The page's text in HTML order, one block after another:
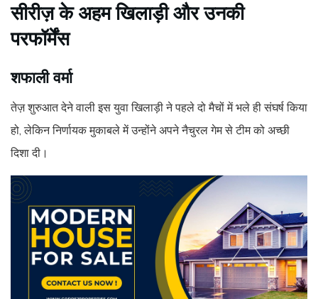
सीरीज़ के अहम खिलाड़ी और उनकी
परफॉर्मेंस
शफाली वर्मा
तेज़ शुरुआत देने वाली इस युवा खिलाड़ी ने पहले दो मैचों में भले ही संघर्ष किया
हो, लेकिन निर्णायक मुकाबले में उन्होंने अपने नैचुरल गेम से टीम को अच्छी
दिशा दी।